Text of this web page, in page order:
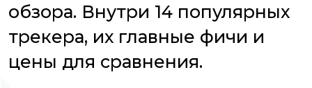
обзора. Внутри 14 популярных
трекера, их главные фичи и
цены для сравнения.